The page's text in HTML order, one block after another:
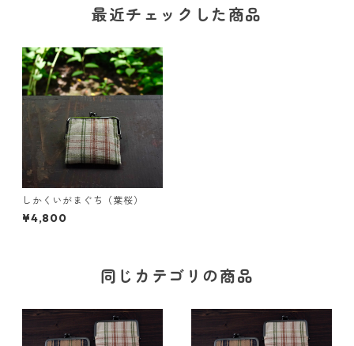
最近チェックした商品
しかくいがまぐち（葉桜）
¥4,800
同じカテゴリの商品